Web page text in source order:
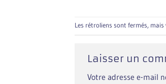
Les rétroliens sont fermés, mais
Laisser un
Votre adresse e-mail